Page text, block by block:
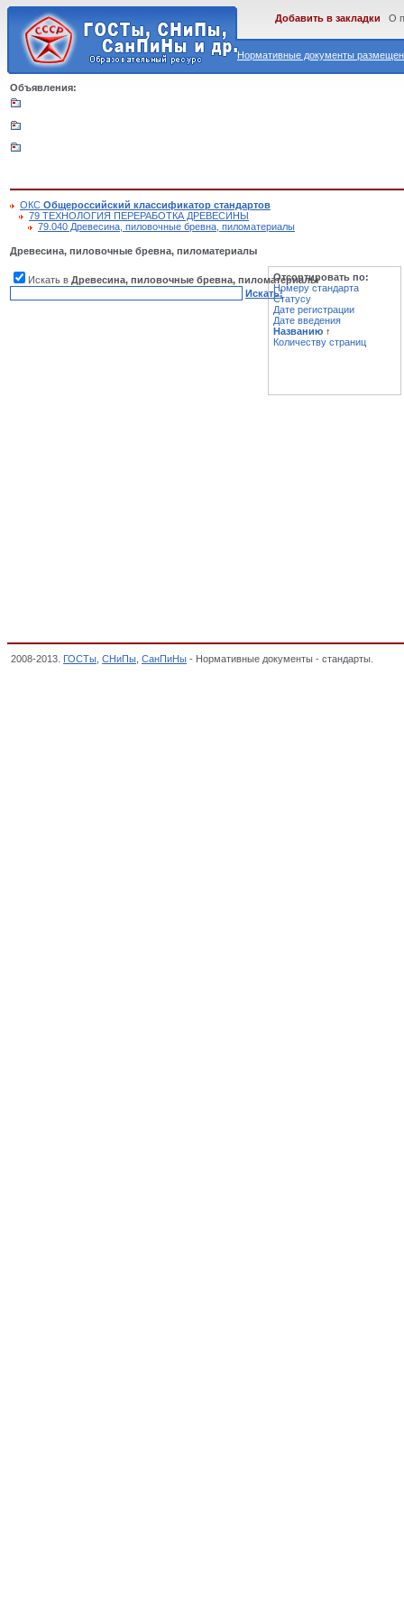
Нормативные документы
Добавить в закладки О
Объявления:
ОКС Общероссийский классификатор стандартов
79 ТЕХНОЛОГИЯ ПЕРЕРАБОТКА ДРЕВЕСИНЫ
79.040 Древесина, пиловочные бревна, пиломатериалы
Древесина, пиловочные бревна, пиломатериалы
Искать в Древесина, пиловочные бревна, пиломатериалы
Искать!
Отсортировать по:
Номеру стандарта
Статусу
Дате регистрации
Дате введения
Названию ↑
Количеству страниц
2008-2013. ГОСТы СНиПы СанПиНы - Нормативные документы - стандарты.